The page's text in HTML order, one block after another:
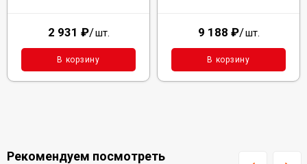
2 931 ₽/шт.
В корзину
9 188 ₽/шт.
В корзину
Рекомендуем посмотреть